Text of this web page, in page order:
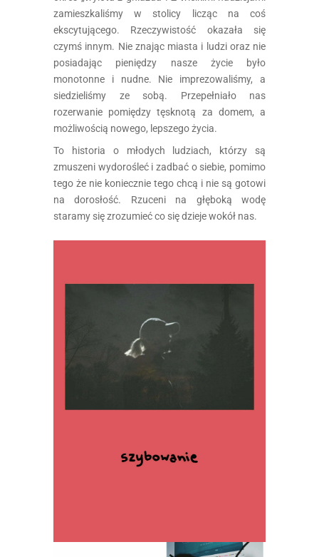
zamieszkaliśmy w stolicy licząc na coś
ekscytującego. Rzeczywistość okazała się
czymś innym. Nie znając miasta i ludzi oraz nie
posiadając pieniędzy nasze życie było
monotonne i nudne. Nie imprezowaliśmy, a
siedzieliśmy ze sobą. Przepełniało nas
rozerwanie pomiędzy tęsknotą za domem, a
możliwością nowego, lepszego życia.
To historia o młodych ludziach, którzy są
zmuszeni wydorośleć i zadbać o siebie, pomimo
tego że nie koniecznie tego chcą i nie są gotowi
na dorosłość. Rzuceni na głęboką wodę
staramy się zrozumieć co się dzieje wokół nas.